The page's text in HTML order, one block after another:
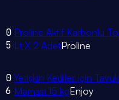
0
5
Proline Aktif Karbonlu
Lt X 2 AdetProline
0
6
Yetişkin Kediler için
Maması 15 kgEnjoy